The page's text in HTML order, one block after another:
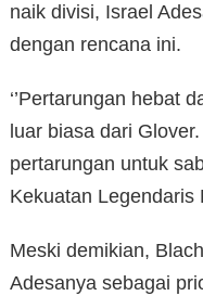
naik divisi, Israel
dengan rencana ini.
‘’Pertarungan hebat
luar biasa dari
pertarungan untuk
Kekuatan Legendaris
Meski demikian,
Adesanya sebagai